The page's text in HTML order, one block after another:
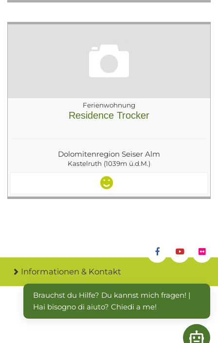
Ferienwohnung
Residence Trocker
Dolomitenregion Seiser Alm
Kastelruth (1039m ü.d.M.)
Informationen & Kontakt
Brauchst du Hilfe? Du kannst mich fragen! |
Hai bisogno di aiuto? Chiedi a me!